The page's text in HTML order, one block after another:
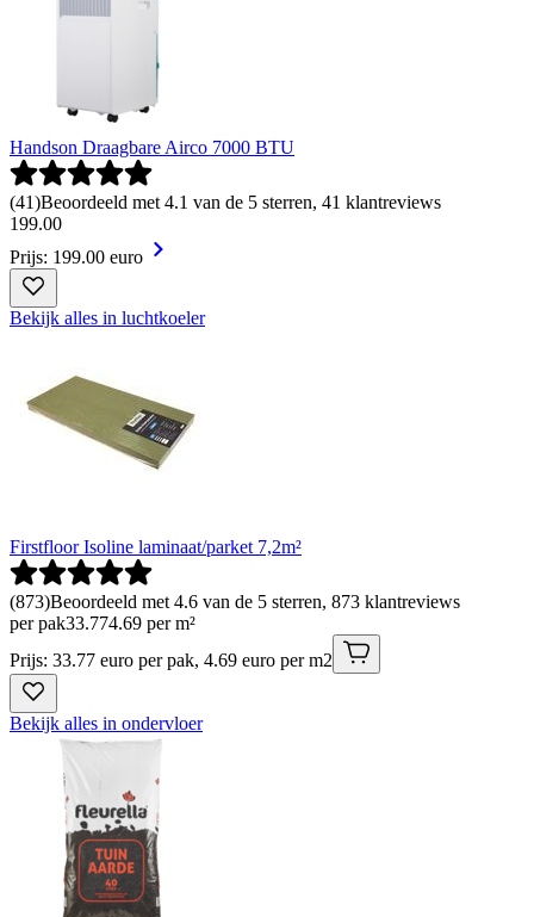
Handson Draagbare Airco 7000 BTU
(41)Beoordeeld met 4.1 van de 5 sterren, 41 klantreviews
199.00
Prijs: 199.00 euro
Bekijk alles in luchtkoeler
Firstfloor Isoline laminaat/parket 7,2m²
(873)Beoordeeld met 4.6 van de 5 sterren, 873 klantreviews
per pak33.774.69 per m²
Prijs: 33.77 euro per pak, 4.69 euro per m2
Bekijk alles in ondervloer